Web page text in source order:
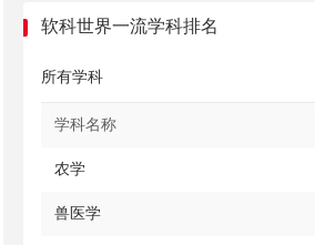
082703 粮食工程
082710T
082803
090101
090102
软科世界一流学科排名
所有学科
学科名称
农学
兽医学